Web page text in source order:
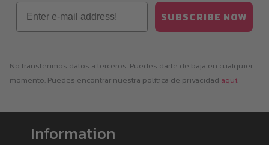
Email
SUBSCRIBE NOW
No transferimos datos a terceros. Puedes darte de baja en cualquier
momento. Puedes encontrar nuestra política de privacidad aquí.
Information